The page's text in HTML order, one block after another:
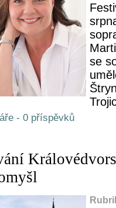
se
- 0 příspěvků